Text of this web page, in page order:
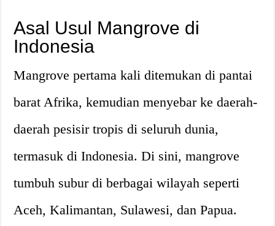
Asal Usul Mangrove di
Indonesia
Mangrove pertama kali ditemukan di pantai
barat Afrika, kemudian menyebar ke daerah-
daerah pesisir tropis di seluruh dunia,
termasuk di Indonesia. Di sini, mangrove
tumbuh subur di berbagai wilayah seperti
Aceh, Kalimantan, Sulawesi, dan Papua.